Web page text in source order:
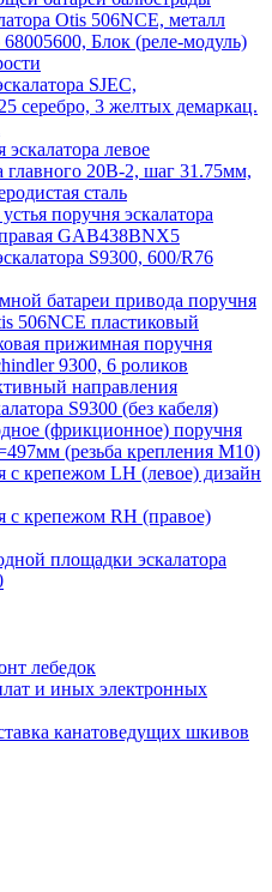
Otis 506NCE, металл
Блок (реле-модуль)
SJEC,
серебро, 3 желтых демаркац.
эскалатора левое
главного 20B-2, шаг 31.75мм,
сталь
поручня эскалатора
GAB438BNX5
S9300, 600/R76
батареи привода поручня
506NCE пластиковый
прижимная поручня
9300, 6 роликов
направления
S9300 (без кабеля)
(фрикционное) поручня
(резьба крепления M10)
с крепежом LH (левое) дизайн
с крепежом RH (правое)
площадки эскалатора
лебедок
и иных электронных
канатоведущих шкивов